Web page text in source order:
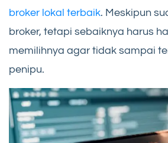
broker lokal terbaik. Meskipun
broker, tetapi sebaiknya harus
memilihnya agar tidak sampai
penipu.